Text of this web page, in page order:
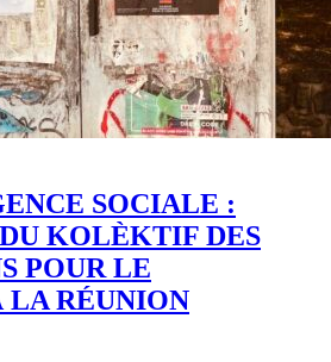
SOCIALE :
KOLÈKTIF DES
POUR LE
RÉUNION